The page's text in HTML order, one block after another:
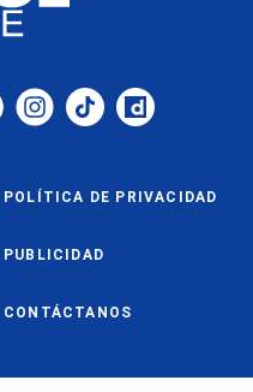
POLÍTICA DE PRIVACIDAD
PUBLICIDAD
CONTÁCTANOS